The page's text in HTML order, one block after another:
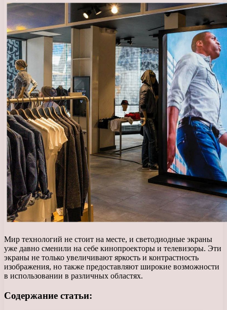
Мир технологий не стоит на месте, и светодиодные экраны
уже давно сменили на себе кинопроекторы и телевизоры. Эти
экраны не только увеличивают яркость и контрастность
изображения, но также предоставляют широкие возможности
в использовании в различных областях.
Содержание статьи: